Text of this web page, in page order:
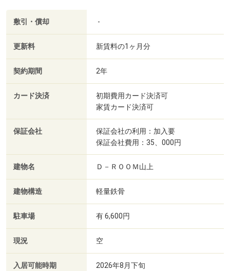
敷引・償却 -
更新料 新賃料の1ヶ月分
契約期間 2年
カード決済
初期費用カード決済可
家賃カード決済可
保証会社
保証会社の利用：加入要
保証会社費用：35、000円
建物名 Ｄ－ＲＯＯＭ山上
建物構造 軽量鉄骨
駐車場 有 6,600円
現況 空
入居可能時期 2026年8月下旬